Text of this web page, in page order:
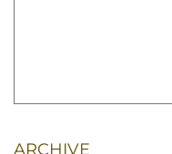
ARCHIVE